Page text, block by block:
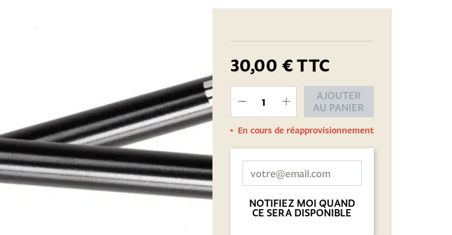
30,00 €TTC
AJOUTER
AU PANIER
En cours de réapprovisionnement
NOTIFIEZ MOI QUAND
CE SERA DISPONIBLE